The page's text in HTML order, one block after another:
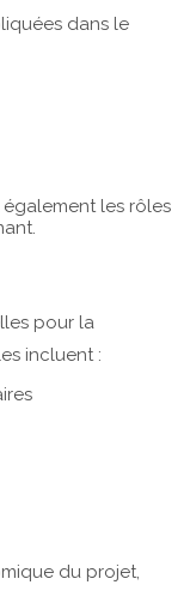
dans le
les rôles
pour la
incluent :
du projet,